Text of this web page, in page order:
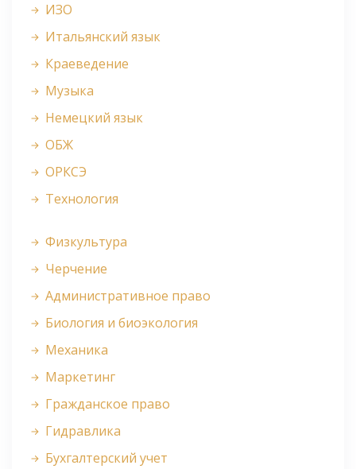
ИЗО
Итальянский язык
Краеведение
Музыка
Немецкий язык
ОБЖ
ОРКСЭ
Технология
Физкультура
Черчение
Административное право
Биология и биоэкология
Механика
Маркетинг
Гражданское право
Гидравлика
Бухгалтерский учет